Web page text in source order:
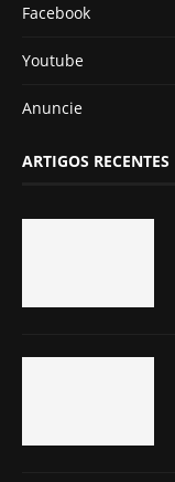
Facebook
Youtube
Anuncie
ARTIGOS RECENTES